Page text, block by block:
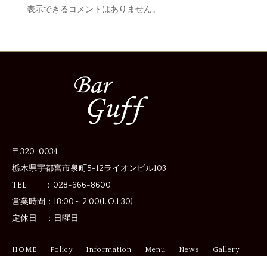
表示できるコメントはありません。
〒320-0034
栃木県宇都宮市泉町5-12ライオンビル103
TEL ：028-666-8600
営業時間： 18:00～2:00(L.O.1:30)
定休日 ： 日曜日
HOME Policy Information Menu News
Gallery